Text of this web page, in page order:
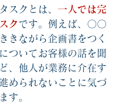
スクとは、 一人では完
クです。例えば、〇〇
きながら企画書をつく
ついてお客様の話を聞
、他人が業務に介在す
められないことに気づ
す。